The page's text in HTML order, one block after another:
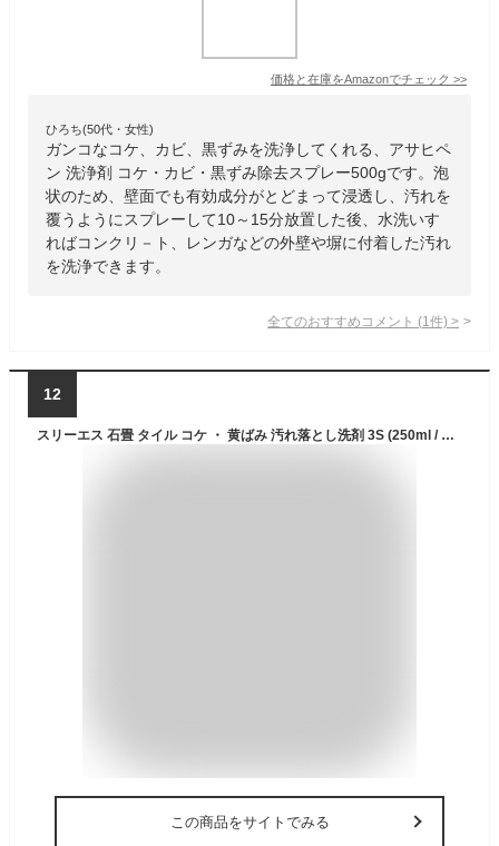
価格と在庫をAmazonでチェック >>
ひろち(50代・女性)
ガンコなコケ、カビ、黒ずみを洗浄してくれる、アサヒペ
ン 洗浄剤 コケ・カビ・黒ずみ除去スプレー500gです。泡
状のため、壁面でも有効成分がとどまって浸透し、汚れを
覆うようにスプレーして10～15分放置した後、水洗いす
ればコンクリ－ト、レンガなどの外壁や塀に付着した汚れ
を洗浄できます。
全てのおすすめコメント (1 件) >
12
スリーエス 石畳 タイル コケ ・ 黄ばみ 汚れ落とし洗剤 3S (250ml / 専用ブラシ1個つき) 玄関 床 外床 外壁 サイディング 水垢 排気ガス 黒ずみ カビ 青藻 コケ の洗浄 日本製
この商品をサイトでみる